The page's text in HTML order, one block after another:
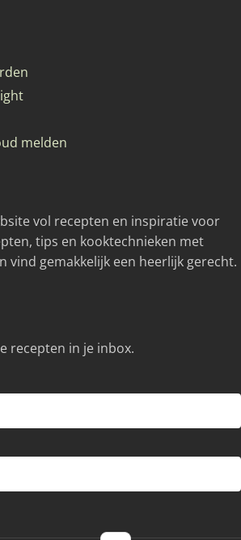
melden
vol recepten en inspiratie voor
tips en kooktechnieken met
vind gemakkelijk een heerlijk gerecht.
recepten in je inbox.